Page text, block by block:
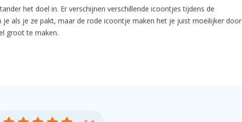
het doel in. Er verschijnen verschillende icoontjes tijdens de
als je ze pakt, maar de rode icoontje maken het je juist moeilijker door
groot te maken.